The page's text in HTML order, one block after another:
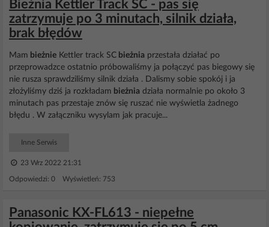
Bieżnia Kettler Track SC - pas się
zatrzymuje po 3 minutach, silnik działa,
brak błędów
Mam bieżnie Kettler track SC bieżnia przestała działać po
przeprowadzce ostatnio próbowaliśmy ja połączyć pas biegowy się
nie rusza sprawdziliśmy silnik działa . Dalismy sobie spokój i ja
złożyliśmy dziś ja rozkładam bieżnia działa normalnie po około 3
minutach pas przestaje znów się ruszać nie wyświetla żadnego
błędu . W załączniku wysylam jak pracuje...
Inne Serwis
23 Wrz 2022 21:31
Odpowiedzi: 0 Wyświetleń: 753
Panasonic KX-FL613 - niepełne